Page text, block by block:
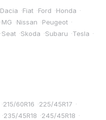
Dacia ·Fiat ·Ford ·Honda ·
·MG ·Nissan ·Peugeot ·
·Seat ·Skoda ·Subaru ·Tesla ·
·215/60R16 ·225/45R17 ·
·235/45R18 ·245/45R18 ·